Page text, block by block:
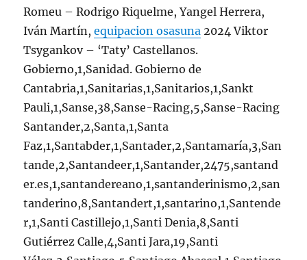
Romeu – Rodrigo Riquelme, Yangel Herrera,
Iván Martín,equipacion osasuna 2024 Viktor
Tsygankov – ‘Taty’ Castellanos.
Gobierno,1,Sanidad. Gobierno de
Cantabria,1,Sanitarias,1,Sanitarios,1,Sankt
Pauli,1,Sanse,38,Sanse-Racing,5,Sanse-Racing
Santander,2,Santa,1,Santa
Faz,1,Santabder,1,Santader,2,Santamaría,3,San
tande,2,Santandeer,1,Santander,2475,santand
er.es,1,santandereano,1,santanderinismo,2,san
tanderino,8,Santandert,1,santarino,1,Santende
r,1,Santi Castillejo,1,Santi Denia,8,Santi
Gutiérrez Calle,4,Santi Jara,19,Santi